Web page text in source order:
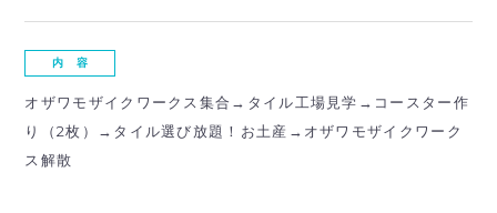
内 容
オザワモザイクワークス集合→タイル工場見学→コースター作
り（2枚）→タイル選び放題！お土産→オザワモザイクワーク
ス解散